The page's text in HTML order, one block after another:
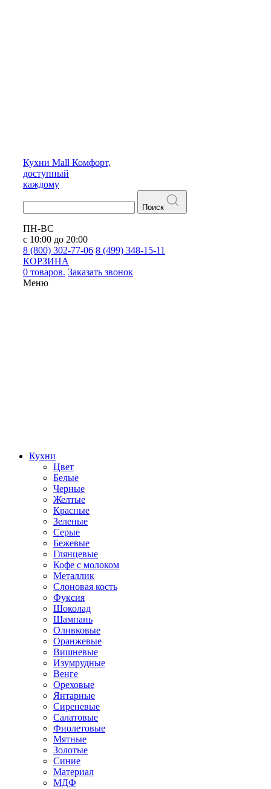
Кухни Mall Комфорт,
доступный
каждому
Поиск
ПН-ВС
с 10:00 до 20:00
8 (800) 302-77-06 8 (499) 348-15-11
КОРЗИНА
0 товаров. Заказать звонок
Меню
Кухни
Цвет
Белые
Черные
Желтые
Красные
Зеленые
Серые
Бежевые
Глянцевые
Кофе с молоком
Металлик
Слоновая кость
Фуксия
Шоколад
Шампань
Оливковые
Оранжевые
Вишневые
Изумрудные
Венге
Ореховые
Янтарные
Сиреневые
Салатовые
Фиолетовые
Мятные
Золотые
Синие
Материал
МДФ